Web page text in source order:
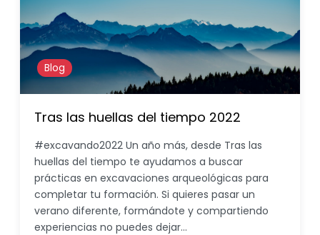
Blog
Tras las huellas del tiempo 2022
#excavando2022 Un año más, desde Tras las
huellas del tiempo te ayudamos a buscar
prácticas en excavaciones arqueológicas para
completar tu formación. Si quieres pasar un
verano diferente, formándote y compartiendo
experiencias no puedes dejar…